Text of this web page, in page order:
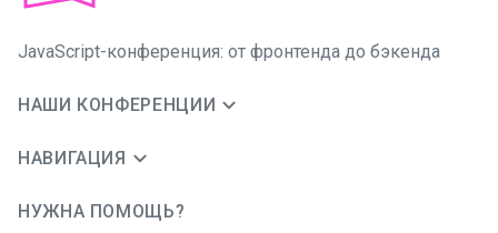
JavaScript-конференция: от фронтенда до бэкенда
НАШИ КОНФЕРЕНЦИИ
НАВИГАЦИЯ
НУЖНА ПОМОЩЬ?